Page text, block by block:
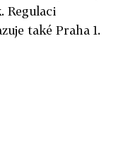
Regulaci
také Praha 1.